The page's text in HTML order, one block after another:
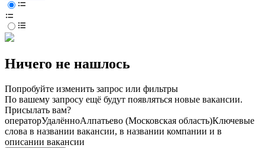
Ничего не нашлось
Попробуйте изменить запрос или фильтры
По вашему запросу ещё будут появляться новые вакансии.
Присылать вам?
операторУдалённоАлпатьево (Московская область)Ключевые
слова в названии вакансии, в названии компании и в
описании вакансии